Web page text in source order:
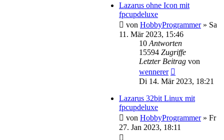
Lazarus ohne Icon mit
fpcupdeluxe
von HobbyProgrammer» Sa
11. Mär 2023, 15:46
10 Antworten
15594 Zugriffe
Letzter Beitrag von
wennerer
Di 14. Mär 2023, 18:21
Lazarus 32bit Linux mit
fpcupdeluxe
von HobbyProgrammer» Fr
27. Jan 2023, 18:11